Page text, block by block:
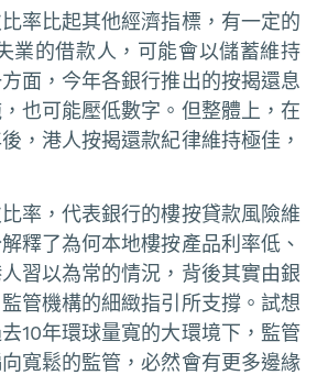
率比起其他經濟指標，有一定的
業的借款人，可能會以儲蓄維持
面，今年各銀行推出的按揭還息
也可能壓低數字。但整體上，在
，港人按揭還款紀律維持極佳，
率，代表銀行的樓按貸款風險維
釋了為何本地樓按產品利率低、
習以為常的情況，背後其實由銀
管機構的細緻指引所支撐。試想
10年環球量寬的大環境下，監管
寬鬆的監管，必然會有更多邊緣